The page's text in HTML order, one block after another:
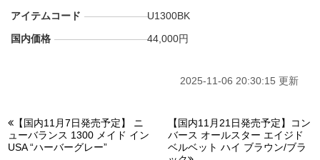
アイテムコード
U1300BK
国内価格
44,000円
2025-11-06 20:30:15 更新
【国内11月7日発売予定】 ニ
ューバランス 1300 メイド イン
USA “ハーバーグレー”
【国内11月21日発売予定】コン
バース オールスター エイジド
ベルベット ハイ ブラウン/ブラ